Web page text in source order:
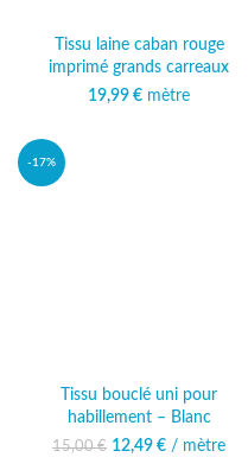
Tissu laine caban rouge
imprimé grands carreaux
19,99 € mètre
-17%
Tissu bouclé uni pour
habillement – Blanc
15,00€
Le prix initial était :
12,49 €
Le prix
/ mètre